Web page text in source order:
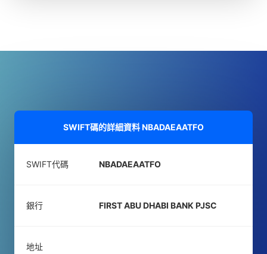
SWIFT碼的詳細資料NBADAEAATFO
SWIFT代碼 NBADAEAATFO
銀行 FIRST ABU DHABI BANK PJSC
地址